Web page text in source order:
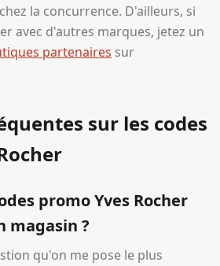
la concurrence. D'ailleurs, si
avec d'autres marques, jetez un
partenaires sur
sur les codes
promo Yves Rocher
magasin ?
qu'on me pose le plus